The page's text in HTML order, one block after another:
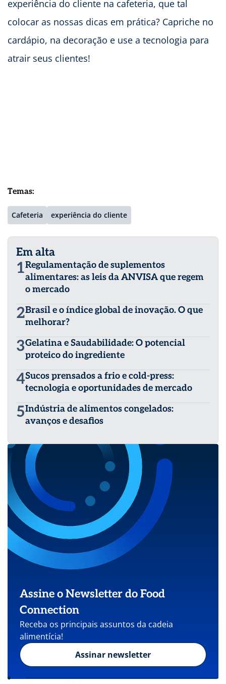
experiência do cliente na cafeteria, que tal
colocar as nossas dicas em prática? Capriche no
cardápio, na decoração e use a tecnologia para
atrair seus clientes!
Temas:
Cafeteria experiência do cliente
Em alta
1Regulamentação de suplementos
alimentares: as leis da ANVISA que regem
o mercado
2Brasil e o índice global de inovação. O que
melhorar?
3Gelatina e Saudabilidade: O potencial
proteico do ingrediente
4Sucos prensados a frio e cold-press:
tecnologia e oportunidades de mercado
5Indústria de alimentos congelados:
avanços e desafios
Assine o Newsletter do Food
Connection
Receba os principais assuntos da cadeia
alimentícia!
Assinar newsletter